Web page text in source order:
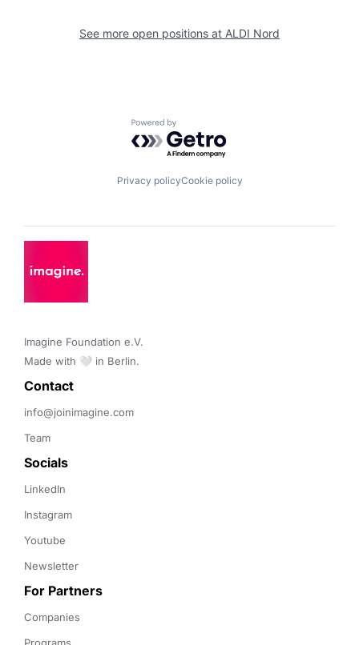
See more open positions at ALDI Nord
Powered by Getro.com
Privacy policyCookie policy
Imagine Foundation e.V.
Made with 🤍 in Berlin.
Contact
info@joinimagine.com
Team
Socials
LinkedIn
Instagram
Youtube
Newsletter
For Partners
Companies